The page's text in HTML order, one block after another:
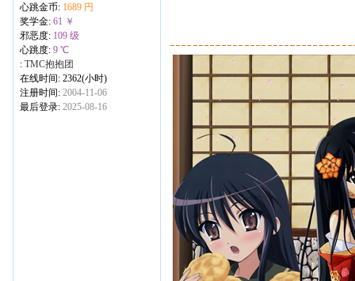
心跳金币: 1689 円
奖学金: 61 ￥
邪恶度: 109 级
心跳度: 9 ℃
: TMC抱抱团
在线时间: 2362(小时)
注册时间: 2004-11-06
最后登录: 2025-08-16